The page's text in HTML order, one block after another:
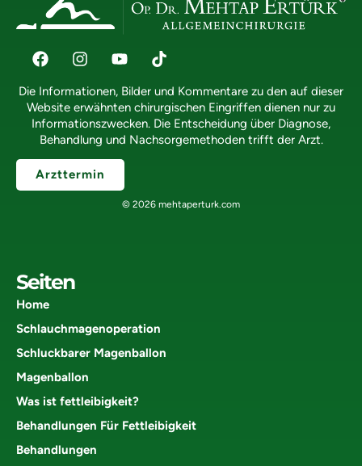
Die Informationen, Bilder und Kommentare zu den auf dieser
Website erwähnten chirurgischen Eingriffen dienen nur zu
Informationszwecken. Die Entscheidung über Diagnose,
Behandlung und Nachsorgemethoden trifft der Arzt.
Arzttermin
© 2026 mehtaperturk.com
Seiten
Home
Schlauchmagenoperation
Schluckbarer Magenballon
Magenballon
Was ist fettleibigkeit?
Behandlungen Für Fettleibigkeit
Behandlungen